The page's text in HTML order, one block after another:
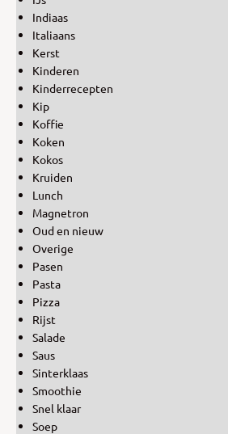
Indiaas
Italiaans
Kerst
Kinderen
Kinderrecepten
Kip
Koffie
Koken
Kokos
Kruiden
Lunch
Magnetron
Oud en nieuw
Overige
Pasen
Pasta
Pizza
Rijst
Salade
Saus
Sinterklaas
Smoothie
Snel klaar
Soep